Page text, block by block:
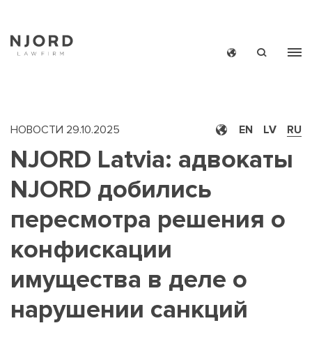
MENU
EN LV RU
НОВОСТИ 29.10.2025
NJORD Latvia: адвокаты
NJORD добились
пересмотра решения о
конфискации
имущества в деле о
нарушении санкций